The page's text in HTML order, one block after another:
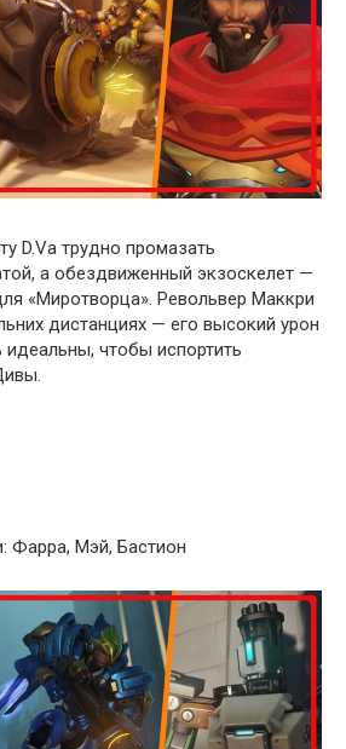
D.Va трудно промазать
а обездвиженный экзоскелет —
«Миротворца». Револьвер Маккри
дистанциях — его высокий урон
идеальны, чтобы испортить
Фарра, Мэй, Бастион